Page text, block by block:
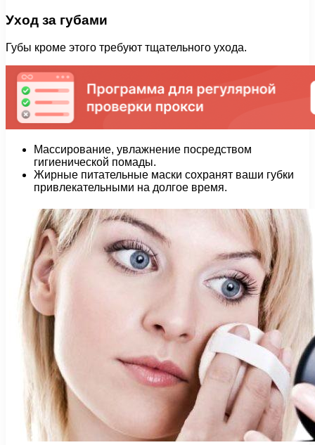
Уход за губами
Губы кроме этого требуют тщательного ухода.
Массирование, увлажнение посредством
гигиенической помады.
Жирные питательные маски сохранят ваши губки
привлекательными на долгое время.